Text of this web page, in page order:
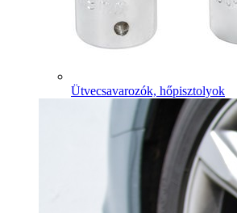
Ütvecsavarozók, hőpisztolyok